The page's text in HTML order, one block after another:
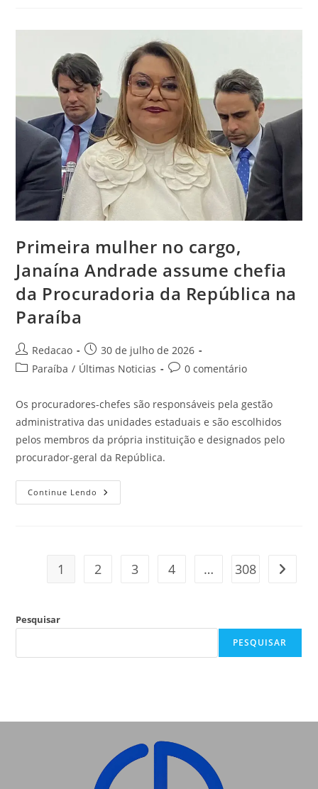
Primeira mulher no cargo,
Janaína Andrade assume chefia
da Procuradoria da República na
Paraíba
Redacao
30 de julho de 2026
Paraíba / Últimas Noticias 0 comentário
Os procuradores-chefes são responsáveis pela gestão
administrativa das unidades estaduais e são escolhidos
pelos membros da própria instituição e designados pelo
procurador-geral da República.
Continue Lendo
1 2 3 4 … 308
Pesquisar
PESQUISAR